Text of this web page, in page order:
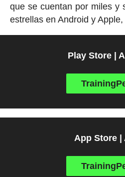
que se cuentan por miles y
estrellas en Android y
Play Store |
App Store |